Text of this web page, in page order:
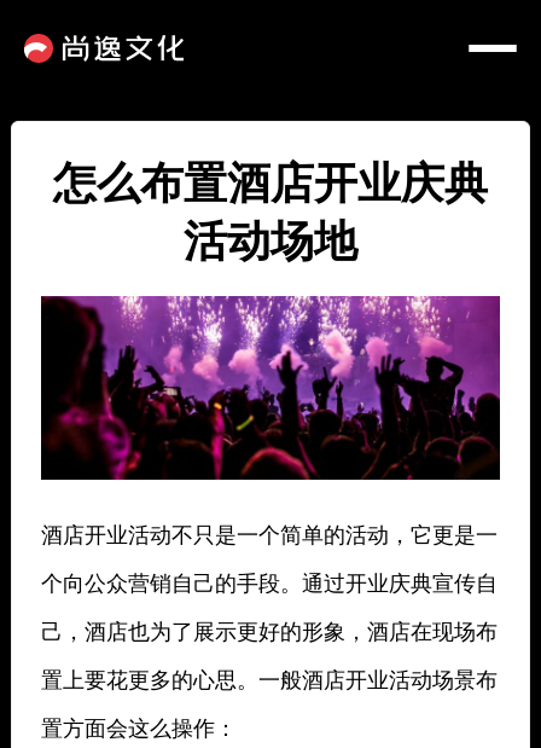
怎么布置酒店开业庆典
活动场地
酒店开业活动不只是一个简单的活动，它更是一
个向公众营销自己的手段。通过开业庆典宣传自
己，酒店也为了展示更好的形象，酒店在现场布
置上要花更多的心思。一般酒店开业活动场景布
置方面会这么操作：